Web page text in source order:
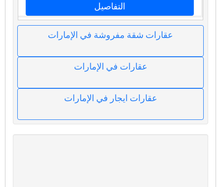
التفاصيل
عقارات شقة مفروشة في الإمارات
عقارات في الإمارات
عقارات ايجار في الإمارات